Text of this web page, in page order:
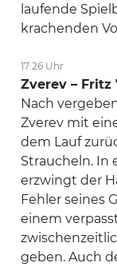
laufende
krachenden
17:26 Uhr
Zverev – Fritz
Nach
Zverev mit
dem Lauf
Straucheln. In
erzwingt der
Fehler seines
einem
geben. Auch